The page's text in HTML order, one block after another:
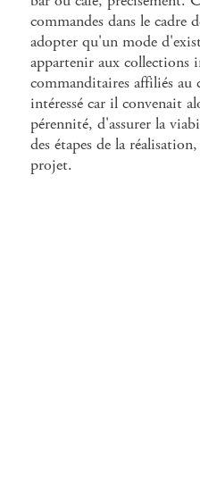
commandes dans le cadre
adopter qu'un mode
appartenir aux collections
commanditaires affiliés
intéressé car il convenait
pérennité, d'assurer la
des étapes de la
projet.